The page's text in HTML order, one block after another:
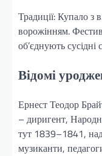
Традиції: Купало з
ворожінням.
об’єднують
Відомі
Ернест Теодор
– диригент,
тут 1839–1841,
музиканти,